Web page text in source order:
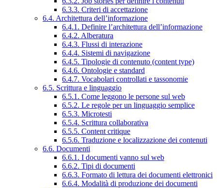
6.3.3. Criteri di accettazione
6.4. Architettura dell’informazione
6.4.1. Definire l’architettura dell’informazione
6.4.2. Alberatura
6.4.3. Flussi di interazione
6.4.4. Sistemi di navigazione
6.4.5. Tipologie di contenuto (content type)
6.4.6. Ontologie e standard
6.4.7. Vocabolari controllati e tassonomie
6.5. Scrittura e linguaggio
6.5.1. Come leggono le persone sul web
6.5.2. Le regole per un linguaggio semplice
6.5.3. Microtesti
6.5.4. Scrittura collaborativa
6.5.5. Content critique
6.5.6. Traduzione e localizzazione dei contenuti
6.6. Documenti
6.6.1. I documenti vanno sul web
6.6.2. Tipi di documenti
6.6.3. Formato di lettura dei documenti elettronici
6.6.4. Modalità di produzione dei documenti